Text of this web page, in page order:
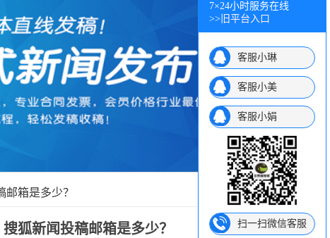
7×24小时服务在线
>> 旧平台入口
客服小琳
客服小美
客服小娟
扫一扫微信客服
箱是多少？
狐新闻投稿邮箱是多少？